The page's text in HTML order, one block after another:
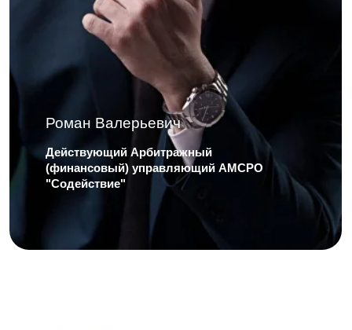
Свобода от долгов с
момента подписания
договора